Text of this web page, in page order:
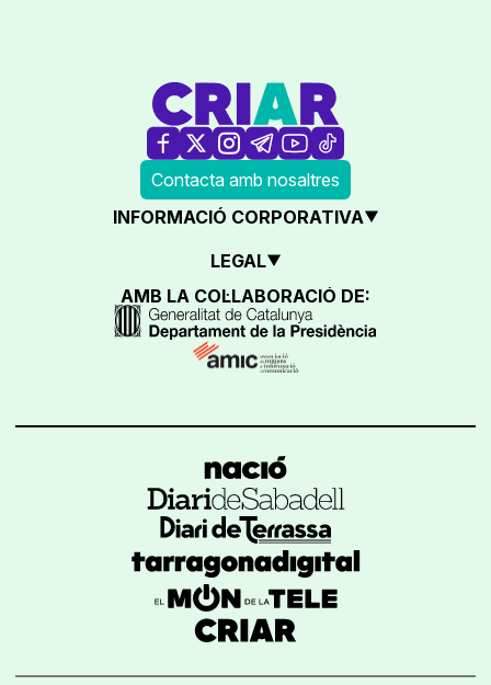
Contacta amb nosaltres
INFORMACIÓ CORPORATIVA
LEGAL
AMB LA COL·LABORACIÓ DE: